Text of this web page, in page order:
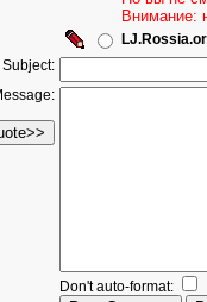
Внимание:
Subject:
Don't auto-format: